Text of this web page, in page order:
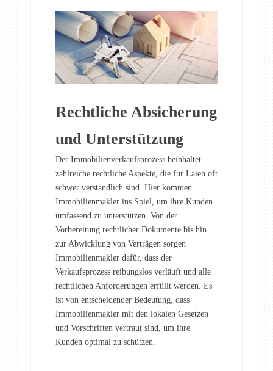
Rechtliche Absicherung
und Unterstützung
Der Immobilienverkaufsprozess beinhaltet
zahlreiche rechtliche Aspekte, die für Laien oft
schwer verständlich sind. Hier kommen
Immobilienmakler ins Spiel, um ihre Kunden
umfassend zu unterstützen. Von der
Vorbereitung rechtlicher Dokumente bis hin
zur Abwicklung von Verträgen sorgen
Immobilienmakler dafür, dass der
Verkaufsprozess reibungslos verläuft und alle
rechtlichen Anforderungen erfüllt werden. Es
ist von entscheidender Bedeutung, dass
Immobilienmakler mit den lokalen Gesetzen
und Vorschriften vertraut sind, um ihre
Kunden optimal zu schützen.